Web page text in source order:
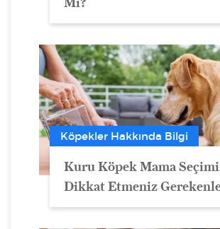
Köpekler Hakkında Bilgi
Kuru Köpek Mama
Dikkat Etmeniz